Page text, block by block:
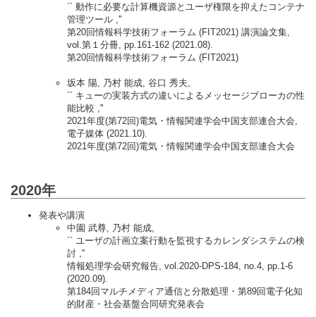
`` 動作に必要な計算機資源とユーザ権限を抑えたコンテナ
管理ツール ,''
第20回情報科学技術フォーラム (FIT2021) 講演論文集,
vol.第１分冊, pp.161-162 (2021.08).
第20回情報科学技術フォーラム (FIT2021)
坂本 陽, 乃村 能成, 谷口 秀夫,
`` キューの実装方式の違いによるメッセージブローカの性
能比較 ,''
2021年度(第72回)電気・情報関連学会中国支部連合大会,
電子媒体 (2021.10).
2021年度(第72回)電気・情報関連学会中国支部連合大会
2020年
発表や講演
中園 武尊, 乃村 能成,
`` ユーザの計画立案行動を監視するカレンダシステムの検
討 ,''
情報処理学会研究報告, vol.2020-DPS-184, no.4, pp.1-6
(2020.09).
第184回マルチメディア通信と分散処理・第89回電子化知
的財産・社会基盤合同研究発表会